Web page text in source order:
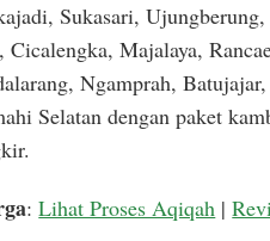
Sukasari,
Cicalengka, Majalaya,
Ngamprah,
Selatan dengan paket
:Lihat Proses Aqiqah |